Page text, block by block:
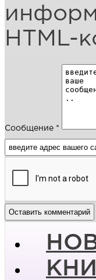
HTML-
Сообщение *